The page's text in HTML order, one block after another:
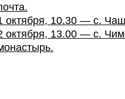
октября, 10.30 — с.
октября, 13.00 — с.